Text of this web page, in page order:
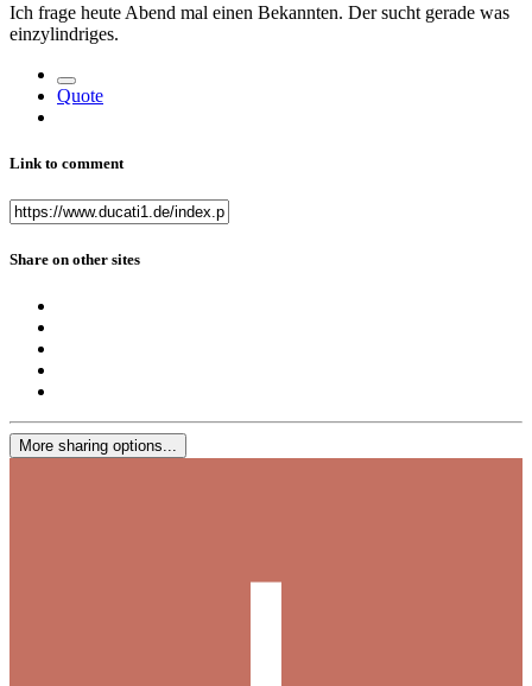
Ich frage heute Abend mal einen Bekannten. Der sucht gerade was
einzylindriges.
Quote
Link to comment
Share on other sites
More sharing options...